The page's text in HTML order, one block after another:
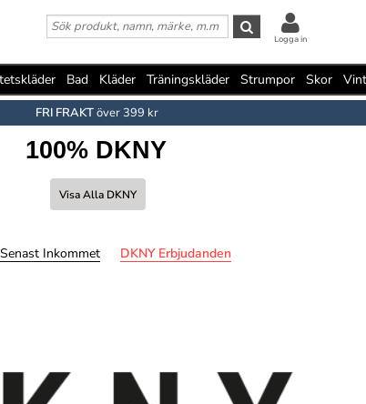
Logga in
Bad Kläder Träningskläder Strumpor Skor
FRI FRAKTöver 399 kr
100% DKNY
Visa Alla DKNY
Inkommet DKNY Erbjudanden